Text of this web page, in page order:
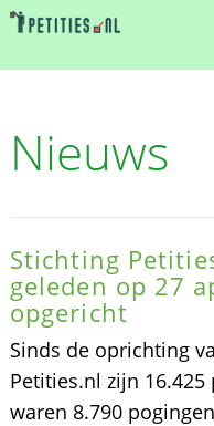
Nieuws
Stichting
geleden op 27
opgericht
Sinds de oprichting
Petities.nl zijn
waren 8.790